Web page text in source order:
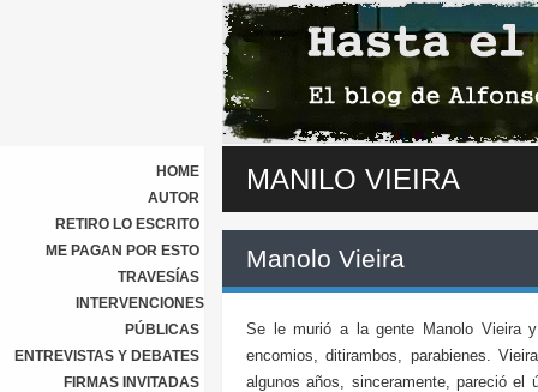
HOME
AUTOR
RETIRO LO ESCRITO
ME PAGAN POR ESTO
TRAVESÍAS
INTERVENCIONES
PÚBLICAS
ENTREVISTAS Y DEBATES
FIRMAS INVITADAS
MANILO VIEIRA
Manolo Vieira
Se le murió a la gente Manolo Vieira
encomios, ditirambos, parabienes.
algunos años, sinceramente, pareció el